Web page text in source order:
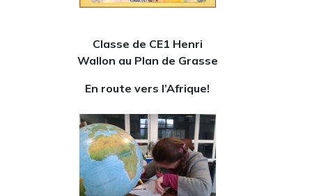
Classe de CE1 Henri
Wallon au Plan de Grasse
En route vers l’Afrique!